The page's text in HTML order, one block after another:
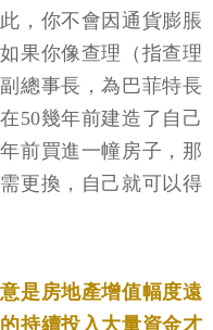
，你不會因通貨膨脹
果你像查理（指查理
總事長，為巴菲特長
50幾年前建造了自己
前買進一幢房子，那
更換，自己就可以得
是房地產增值幅度遠
持續投入大量資金才